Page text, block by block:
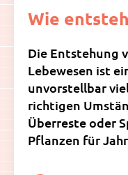
Wie
Die Entstehung
Lebewesen ist
unvorstellbar
richtigen
Überreste oder
Pflanzen für